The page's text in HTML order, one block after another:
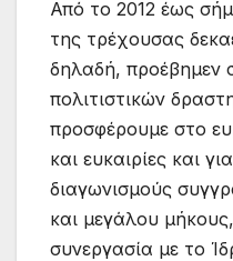
Από το 2012 έως
της τρέχουσας
δηλαδή, προέβημεν
πολιτιστικών
προσφέρουμε στο
και ευκαιρίες και
διαγωνισμούς
και μεγάλου
συνεργασία με το